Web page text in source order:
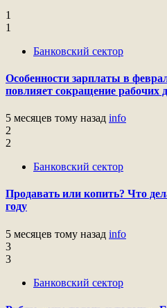
1
1
Банковский сектор
Особенности зарплаты в
повлияет сокращение рабочих
5 месяцев тому назад info
2
2
Банковский сектор
Продавать или копить? Что
году
5 месяцев тому назад info
3
3
Банковский сектор